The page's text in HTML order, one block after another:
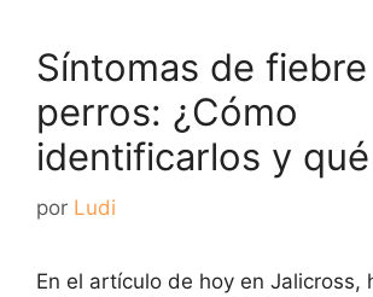
Síntomas de
perros: ¿Cómo
identificarlos y
por Ludi
En el artículo de hoy en Jalicross,